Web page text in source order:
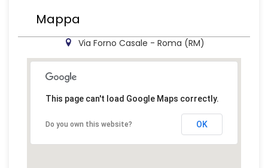
Mappa
Via Forno Casale - Roma (RM)
This page can't load Google Maps correctly.
Do you own this website? OK